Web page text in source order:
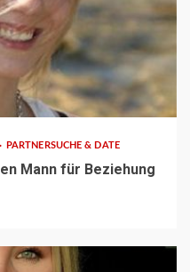
PARTNERSUCHE & DATE
Mann für Beziehung